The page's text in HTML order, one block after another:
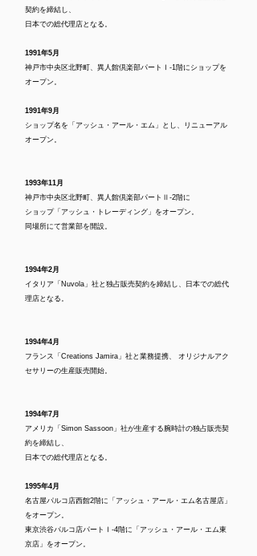
契約を締結し、
日本での総代理店となる。
1991年5月
神戸市中央区北野町、異人館倶楽部パートⅠ-1階にショップを
オープン。
1991年9月
ショップ名を「アッシュ・アール・エム」とし、リニューアル
オープン。
1993年11月
神戸市中央区北野町、異人館倶楽部パートⅡ-2階に
ショップ「アッシュ・トレーディング」をオープン。
同場所にて営業部を開設。
1994年2月
イタリア「Nuvola」社と独占販売契約を締結し、日本での総代
理店となる。
1994年4月
フランス「Creations Jamira」社と業務提携、 オリジナルアク
セサリーの生産販売開始。
1994年7月
アメリカ「Simon Sassoon」社が生産する腕時計の独占販売契
約を締結し、
日本での総代理店となる。
1995年4月
名古屋パルコ店西館2階に「アッシュ・アール・エム名古屋店」
をオープン。
東京渋谷パルコ店パートⅠ-4階に「アッシュ・アール・エム東
京店」をオープン。